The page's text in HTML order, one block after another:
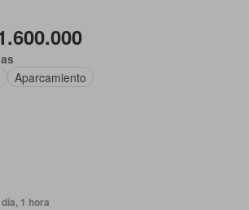
Aparcamiento
1 hora